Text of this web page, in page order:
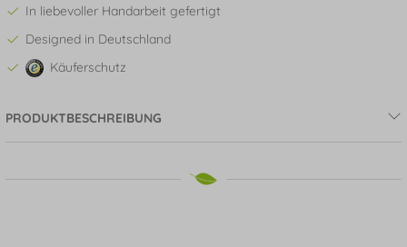
In liebevoller Handarbeit gefertigt
Designed in Deutschland
Käuferschutz
PRODUKTBESCHREIBUNG